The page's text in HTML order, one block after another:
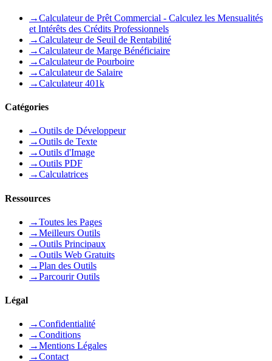
→Calculateur de Prêt Commercial - Calculez les Mensualités
et Intérêts des Crédits Professionnels
→Calculateur de Seuil de Rentabilité
→Calculateur de Marge Bénéficiaire
→Calculateur de Pourboire
→Calculateur de Salaire
→Calculateur 401k
Catégories
→Outils de Développeur
→Outils de Texte
→Outils d'Image
→Outils PDF
→Calculatrices
Ressources
→Toutes les Pages
→Meilleurs Outils
→Outils Principaux
→Outils Web Gratuits
→Plan des Outils
→Parcourir Outils
Légal
→Confidentialité
→Conditions
→Mentions Légales
→Contact